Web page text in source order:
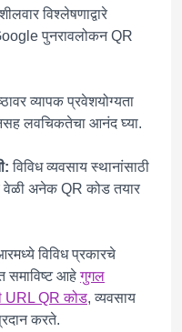
पुनरावलोकन QR
लवचिकतेचा आनंद घ्या.
विविध व्यवसाय स्थानांसाठी
वेळी अनेक QR कोड तयार
समाविष्ट आहेगुगल
URL QR कोड, व्यवसाय
करते.